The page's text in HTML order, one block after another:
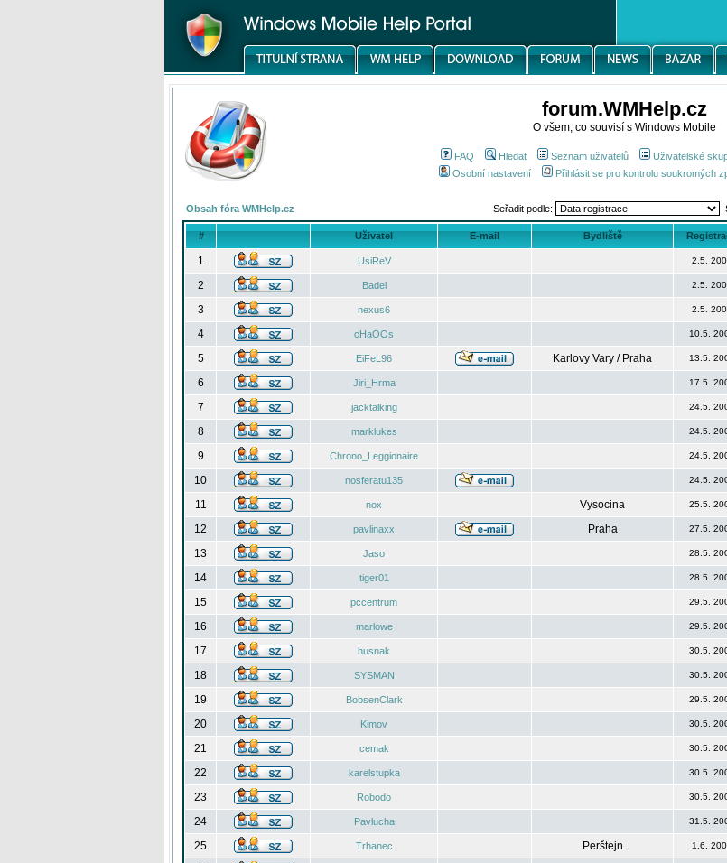
forum.WMHelp.cz
O všem, co souvisí s Windows Mobile
FAQ Hledat Seznam uživatelů Uživatelské
Osobní nastavení
Přihlásit se pro kontrolu soukromých
Obsah fóra WMHelp.cz Seřadit podle:
# Uživatel E-mail Bydliště
1 UsiReV 2.5.
2
Badel 2.5.
3
nexus6 2.5.
4
cHaOOs 10.5.
5
EiFeL96 Karlovy Vary / Praha 13.5.
6
Jiri_Hrma 17.5.
7
jacktalking 24.5.
8
marklukes 24.5.
9
Chrono_Leggionaire 24.5.
10
nosferatu135 24.5.
11
nox Vysocina 25.5.
12
pavlinaxx Praha 27.5.
13
Jaso 28.5.
14
tiger01 28.5.
15
pccentrum 29.5.
16
marlowe 29.5.
17
husnak 30.5.
18
SYSMAN 30.5.
19
BobsenClark 29.5.
20
Kimov 30.5.
21
cemak 30.5.
22
karelstupka 30.5.
23
Robodo 30.5.
24
Pavlucha 31.5.
25
Trhanec Perštejn 1.6.